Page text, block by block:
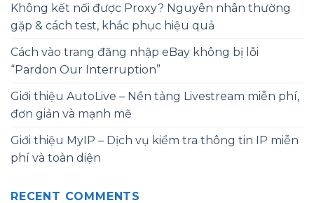
Không kết nối được Proxy? Nguyên nhân thường
gặp & cách test, khắc phục hiệu quả
Cách vào trang đăng nhập eBay không bị lỗi
“Pardon Our Interruption”
Giới thiệu AutoLive – Nền tảng Livestream miễn phí,
đơn giản và mạnh mẽ
Giới thiệu MyIP – Dịch vụ kiểm tra thông tin IP miễn
phí và toàn diện
RECENT COMMENTS